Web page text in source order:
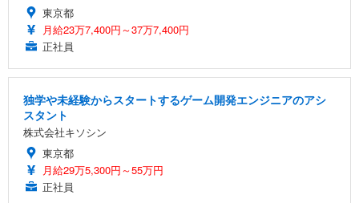
東京都
月給23万7,400円～37万7,400円
正社員
独学や未経験からスタートするゲーム開発エンジニアのアシ
スタント
株式会社キソシン
東京都
月給29万5,300円～55万円
正社員